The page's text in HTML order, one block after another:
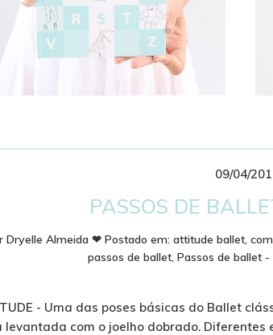
09/04/
PASSOS DE
Dryelle Almeida ❤ Postado em: attitude ballet,
passos de ballet, Passos de ballet
- Uma das poses básicas do Ballet
levantada com o joelho dobrado.